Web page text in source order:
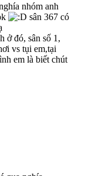
nhóm anh
sân 367 có
ở đó, sân số 1,
vs tụi em,tại
em là biết chút